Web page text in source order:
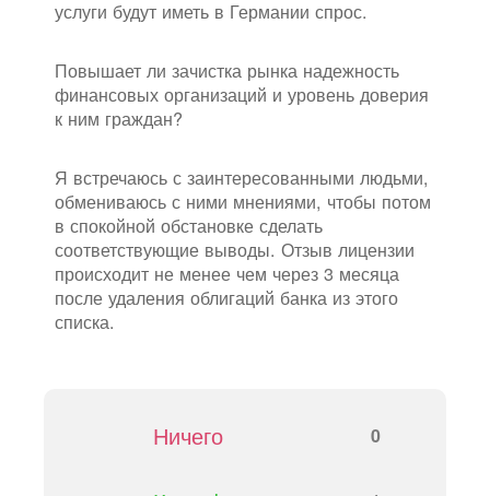
услуги будут иметь в Германии спрос.
Повышает ли зачистка рынка надежность
финансовых организаций и уровень доверия
к ним граждан?
Я встречаюсь с заинтересованными людьми,
обмениваюсь с ними мнениями, чтобы потом
в спокойной обстановке сделать
соответствующие выводы. Отзыв лицензии
происходит не менее чем через 3 месяца
после удаления облигаций банка из этого
списка.
Ничего 0